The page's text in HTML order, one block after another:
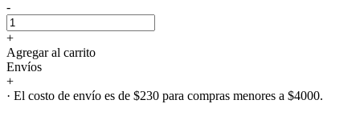
-
+
Agregar al carrito
Envíos
+
· El costo de envío es de $230 para compras menores a $4000.